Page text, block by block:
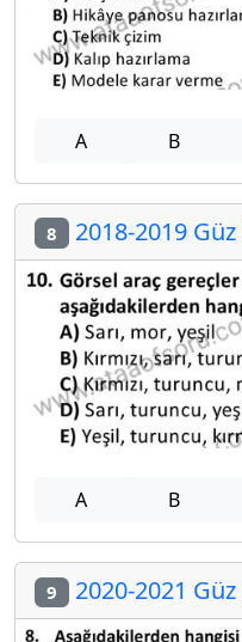
A B
8 2018-2019 Güz
A B
9 2020-2021 Güz